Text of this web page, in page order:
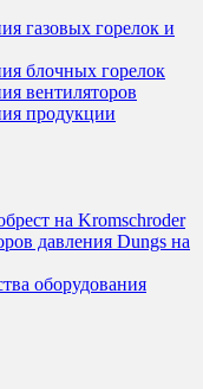
газовых горелок и
блочных горелок
вентиляторов
продукции
на Kromschroder
давления Dungs на
оборудования